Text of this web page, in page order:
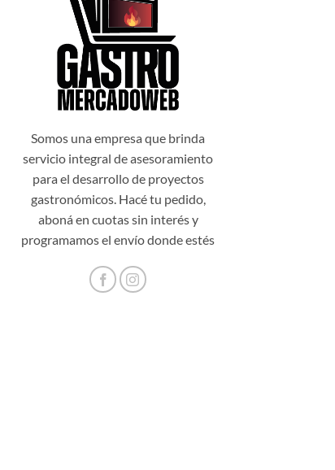
Somos una empresa que brinda
servicio integral de asesoramiento
para el desarrollo de proyectos
gastronómicos. Hacé tu pedido,
aboná en cuotas sin interés y
programamos el envío donde estés